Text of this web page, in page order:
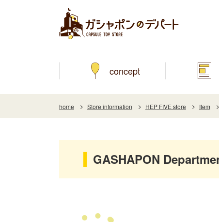
concept
home Store information HEP FIVE store Item
GASHAPON